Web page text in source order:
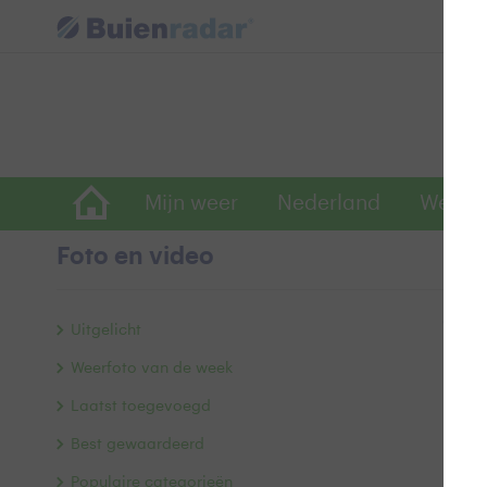
Mijn weer Nederland
Foto en video
Uitgelicht
Weerfoto van de week
Laatst toegevoegd
Best gewaardeerd
Populaire categorieën